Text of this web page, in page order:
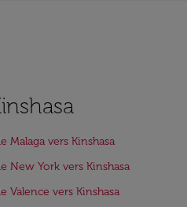
Malaga vers Kinshasa
New York vers Kinshasa
Valence vers Kinshasa